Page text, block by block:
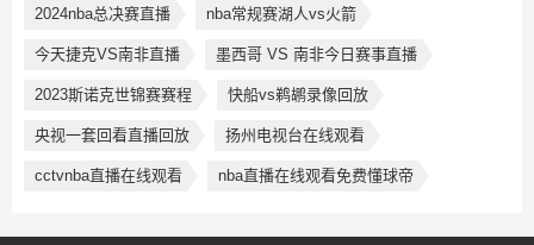
2024nba总决赛直播 nba常规赛湖人vs火箭
今天捷克VS南非直播 墨西哥 VS 南非今日赛事直播
2023斯诺克世锦赛赛程 快船vs鹈鹕录像回放
央视一套回看直播回放 扬州电视台在线观看
cctvnba直播在线观看 nba直播在线观看免费懂球帝